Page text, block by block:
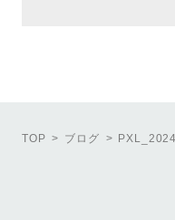
TOP ブログ